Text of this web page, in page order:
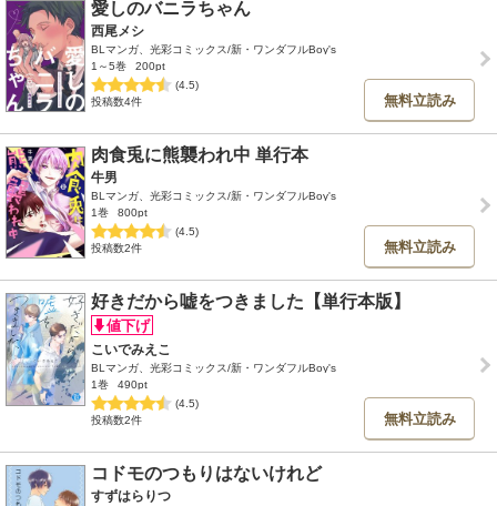
愛しのバニラちゃん
西尾メシ
BLマンガ、光彩コミックス/新・ワンダフルBoy's
1～5巻
200pt
(4.5)
投稿数4件
無料立読み
肉食兎に熊襲われ中 単行本
牛男
BLマンガ、光彩コミックス/新・ワンダフルBoy's
1巻
800pt
(4.5)
投稿数2件
無料立読み
好きだから嘘をつきました【単行本版】
こいでみえこ
BLマンガ、光彩コミックス/新・ワンダフルBoy's
1巻
490pt
(4.5)
投稿数2件
無料立読み
コドモのつもりはないけれど
すずはらりつ